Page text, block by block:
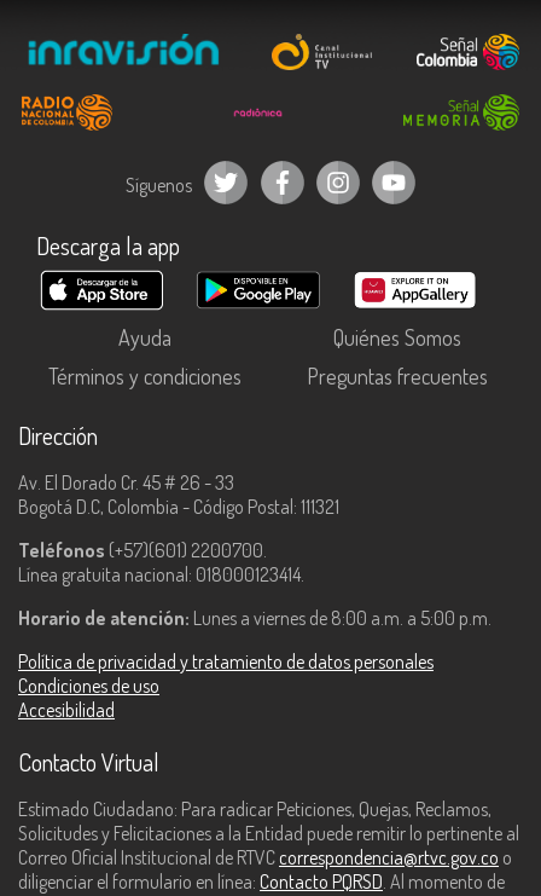
Síguenos
Descarga la app
Ayuda
Quiénes Somos
Términos y condiciones
Preguntas frecuentes
Dirección
Av. El Dorado Cr. 45 # 26 - 33
Bogotá D.C, Colombia - Código Postal: 111321
Teléfonos (+57)(601) 2200700.
Línea gratuita nacional: 018000123414.
Horario de atención: Lunes a viernes de 8:00 a.m. a 5:00 p.m.
Política de privacidad y tratamiento de datos personales
Condiciones de uso
Accesibilidad
Contacto Virtual
Estimado Ciudadano: Para radicar Peticiones, Quejas, Reclamos,
Solicitudes y Felicitaciones a la Entidad puede remitir lo pertinente al
Correo Oficial Institucional de RTVC correspondencia@rtvc.gov.co o
diligenciar el formulario en línea: Contacto PQRSD. Al momento de